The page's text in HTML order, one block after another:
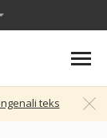
teks